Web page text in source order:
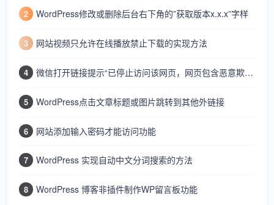
2 WordPress修改或删除后台右下角的”获取版本x.x.x”字样
3 网站视频只允许在线播放禁止下载的实现方法
4 微信打开链接提示“已停止访问该网页，网页包含恶意欺诈内容…”
5 WordPress点击文章标题或图片跳转到其他外链接
6 网站添加输入密码才能访问功能
7 WordPress 实现自动中文分词搜索的方法
8 WordPress 博客非插件制作WP留言板功能